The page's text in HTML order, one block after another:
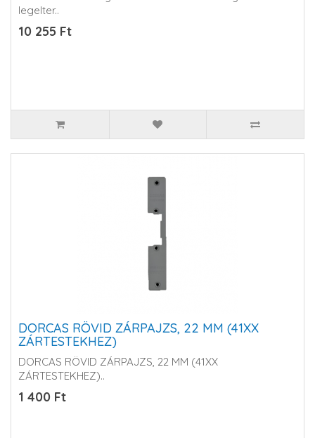
legelter..
10 255 Ft
DORCAS RÖVID ZÁRPAJZS, 22 MM (41XX
ZÁRTESTEKHEZ)
DORCAS RÖVID ZÁRPAJZS, 22 MM (41XX
ZÁRTESTEKHEZ)..
1 400 Ft